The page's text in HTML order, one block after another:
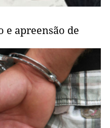
e apreensão de